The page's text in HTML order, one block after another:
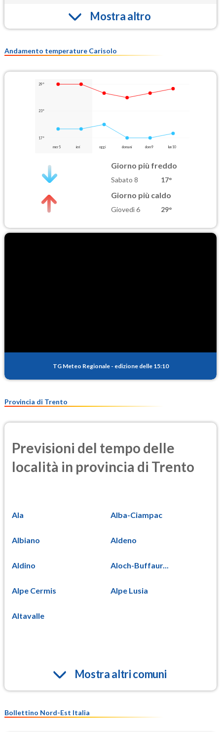
Mostra altro
Andamento temperature Carisolo
29°
23°
17°
mer 5 ieri oggi domani dom 9 lun 10
Giorno più freddo
Sabato 8 17°
Giorno più caldo
Giovedì 6 29°
TG Meteo Regionale - edizione delle 15:10
Provincia di Trento
Previsioni del tempo delle
località in provincia di Trento
Ala Alba-Ciampac
Albiano Aldeno
Aldino Aloch-Buffaur...
Alpe Cermis Alpe Lusia
Altavalle
Mostra altri comuni
Bollettino Nord-Est Italia